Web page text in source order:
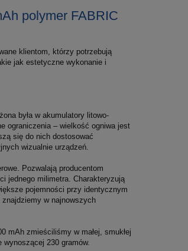
polymer FABRIC
klientom, którzy potrzebują
jak estetyczne wykonanie i
była w akumulatory litowo-
ograniczenia – wielkość ogniwa jest
się do nich dostosować
wizualnie urządzeń.
Pozwalają producentom
jednego milimetra. Charakteryzują
pojemności przy identycznym
w najnowszych
mAh zmieściliśmy w małej, smukłej
230 gramów.